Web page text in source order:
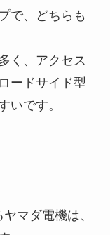
で、どちらも
く、アクセス
ードサイド型
いです。
マダ電機は、